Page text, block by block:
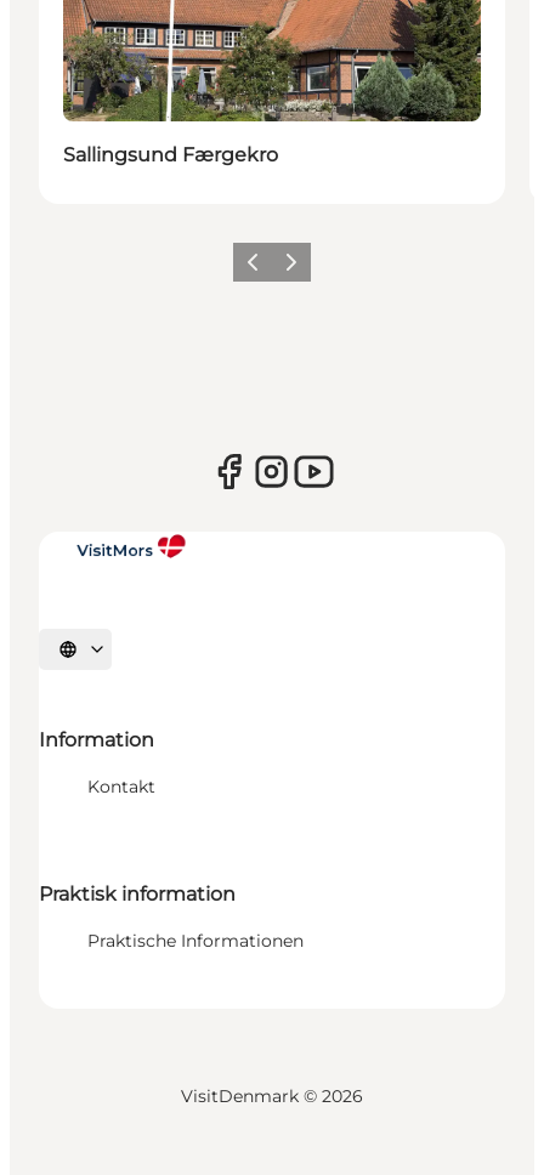
Sallingsund Færgekro
Vorherige Folie
Nächste Folie
Sprache auswählen
Information
Kontakt
Praktisk information
Praktische Informationen
VisitDenmark © 2026